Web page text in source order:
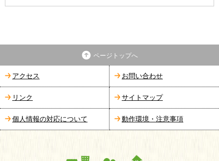
ページトップへ
アクセス お問い合わせ
リンク サイトマップ
個人情報の対応について 動作環境・注意事項